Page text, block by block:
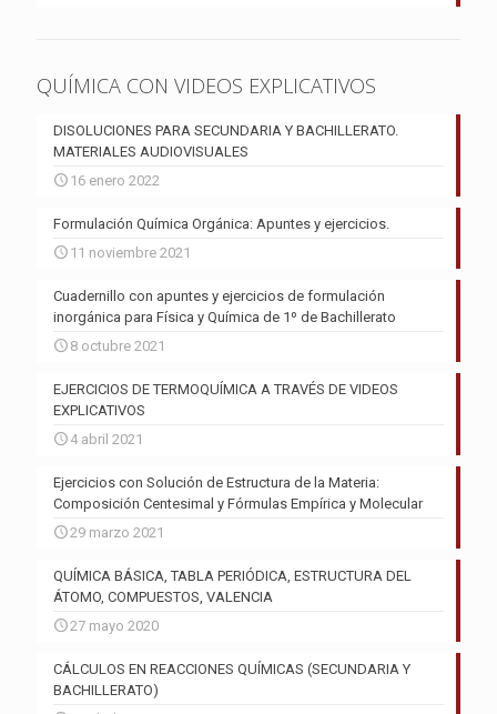
QUÍMICA CON VIDEOS EXPLICATIVOS
DISOLUCIONES PARA SECUNDARIA Y BACHILLERATO.
MATERIALES AUDIOVISUALES
16 enero 2022
Formulación Química Orgánica: Apuntes y ejercicios.
11 noviembre 2021
Cuadernillo con apuntes y ejercicios de formulación
inorgánica para Física y Química de 1º de Bachillerato
8 octubre 2021
EJERCICIOS DE TERMOQUÍMICA A TRAVÉS DE VIDEOS
EXPLICATIVOS
4 abril 2021
Ejercicios con Solución de Estructura de la Materia:
Composición Centesimal y Fórmulas Empírica y Molecular
29 marzo 2021
QUÍMICA BÁSICA, TABLA PERIÓDICA, ESTRUCTURA DEL
ÁTOMO, COMPUESTOS, VALENCIA
27 mayo 2020
CÁLCULOS EN REACCIONES QUÍMICAS (SECUNDARIA Y
BACHILLERATO)